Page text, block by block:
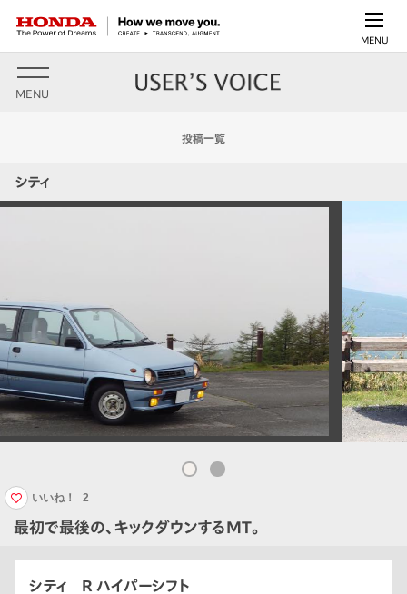
MENU
MENU
投稿一覧
シティ
最初で最後の、キックダウンするMT。
いいね！ 2
シティ R ハイパーシフト